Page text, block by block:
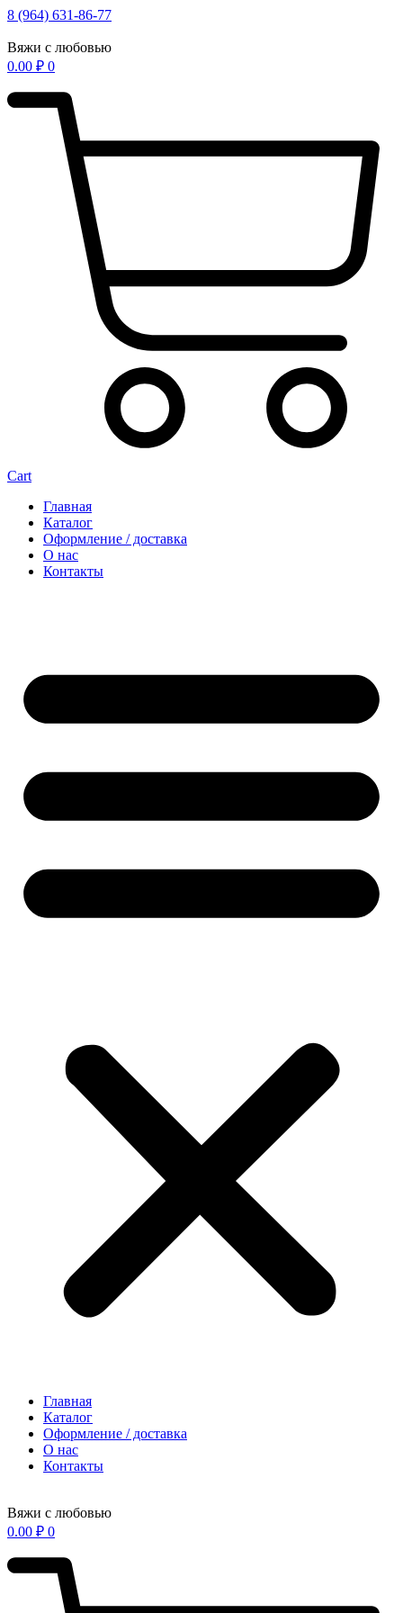
Перейти
содержимому
8 (964) 631-86-77
Вяжи с любовью
0.00 ₽ 0
Cart
Главная
Каталог
Оформление / доставка
О нас
Контакты
Главная
Каталог
Оформление / доставка
О нас
Контакты
Вяжи с любовью
0.00 ₽ 0